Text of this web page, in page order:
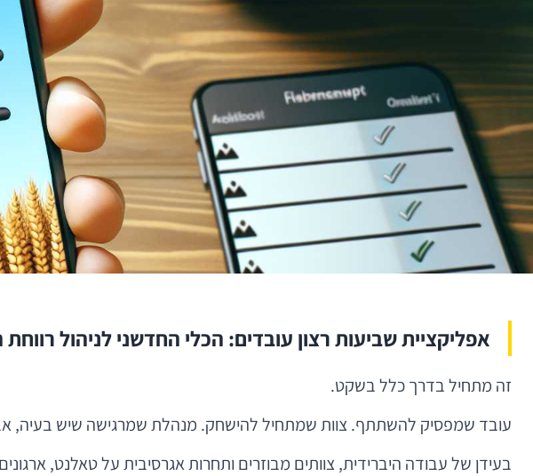
אפליקציית שביעות רצון עובדים: הכלי החדשני לניהול
זה מתחיל בדרך כלל בשקט.
עובד שמפסיק להשתתף. צוות שמתחיל להישחק. מנהלת שמרגישה שיש
בעידן של עבודה היברידית, צוותים מבוזרים ותחרות אגרסיבית על טאלנט,